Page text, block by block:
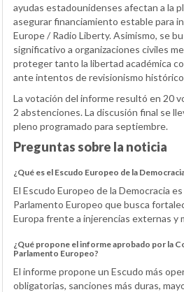
ayudas estadounidenses afectan a la
asegurar financiamiento estable para
Europe / Radio Liberty. Asimismo, se
significativo a organizaciones civiles
proteger tanto la libertad académica
ante intentos de revisionismo
La votación del informe resultó en 20
2 abstenciones. La discusión final se
pleno programado para septiembre.
Preguntas sobre la noticia
¿Qué es el Escudo Europeo de la
El Escudo Europeo de la Democracia
Parlamento Europeo que busca
Europa frente a injerencias externas y
¿Qué propone el informe aprobado por la
Parlamento Europeo?
El informe propone un Escudo más
obligatorias, sanciones más duras,